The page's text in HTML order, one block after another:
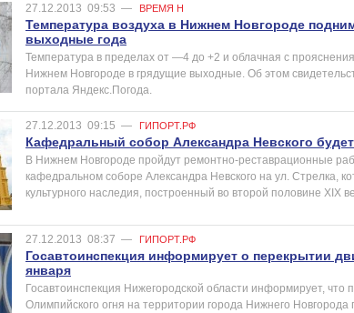
27.12.2013 09:53 — ВРЕМЯ Н
Температура воздуха в Нижнем Новгороде
выходные года
Температура в пределах от —4 до +2 и облачная с
Нижнем Новгороде в грядущие выходные. Об этом
портала Яндекс.Погода.
27.12.2013 09:15 — ГИПОРТ.РФ
Кафедральный собор Александра Невского
В Нижнем Новгороде пройдут ремонтно-реставрационные
кафедральном соборе Александра Невского на ул. Стрелка,
культурного наследия, построенный во второй половине ХIХ
27.12.2013 08:37 — ГИПОРТ.РФ
Госавтоинспекция информирует о перекрытии
января
Госавтоинспекция Нижегородской области информирует,
Олимпийского огня на территории города Нижнего